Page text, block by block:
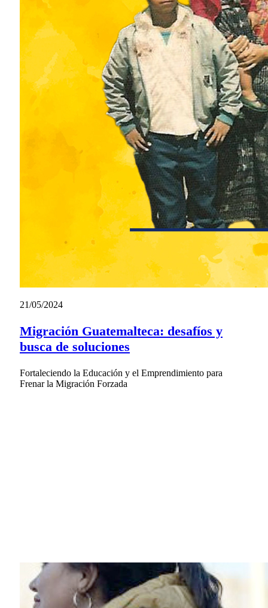
21/05/2024
Migración Guatemalteca: desafíos y
busca de soluciones
Fortaleciendo la Educación y el Emprendimiento para
Frenar la Migración Forzada